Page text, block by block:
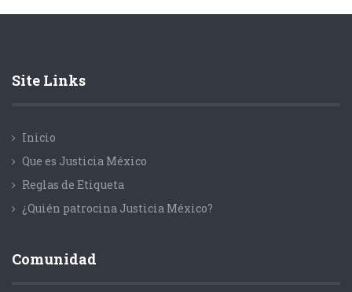
Site Links
Inicio
Que es Justicia México
Reglas de Etiqueta
¿Quién patrocina Justicia México?
Comunidad